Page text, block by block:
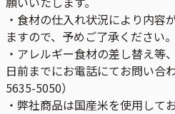
・食材の仕入れ状況により内容
ますので、予めご了承ください。
・アレルギー食材の差し替え等
日前までにお電話にてお問い合
5635-5050）
・弊社商品は国産米を使用して